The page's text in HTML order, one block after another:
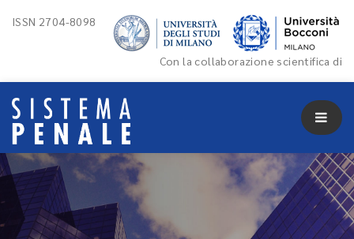
ISSN 2704-8098
Con la collaborazione scientifica di